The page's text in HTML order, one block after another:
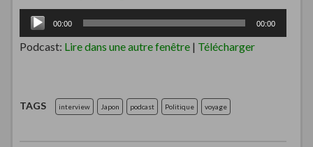
Lecteur
audio
00:00 00:00
Podcast: Lire dans une autre fenêtre | Télécharger
TAGS interview Japon podcast Politique voyage